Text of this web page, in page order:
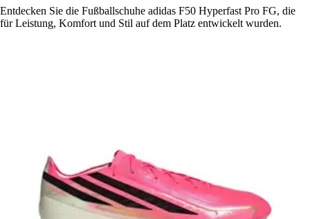
Entdecken Sie die Fußballschuhe adidas F50 Hyperfast Pro FG, die
für Leistung, Komfort und Stil auf dem Platz entwickelt wurden.